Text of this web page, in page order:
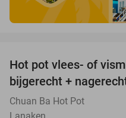
Hot pot vlees- of
bijgerecht +
Chuan Ba Hot Pot